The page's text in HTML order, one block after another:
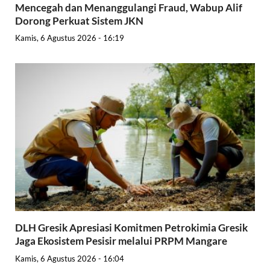
Mencegah dan Menanggulangi Fraud, Wabup Alif
Dorong Perkuat Sistem JKN
Kamis, 6 Agustus 2026 - 16:19
DLH Gresik Apresiasi Komitmen Petrokimia Gresik
Jaga Ekosistem Pesisir melalui PRPM Mangare
Kamis, 6 Agustus 2026 - 16:04